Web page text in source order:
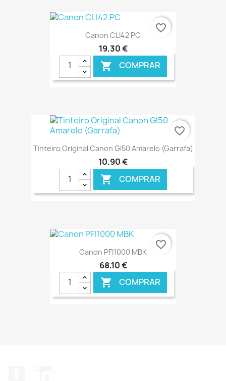
€ ONLINE
Canon CLI42 PC
19,30 €
 COMPRAR
€ ONLINE
favorite_border
Tinteiro Original Canon GI50 Amarelo (Garrafa)
10,90 €
 COMPRAR
favorite_border
Canon PFI1000 MBK
68,10 €
 COMPRAR
favorite_border